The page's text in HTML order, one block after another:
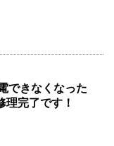
できなくなった
完了です！